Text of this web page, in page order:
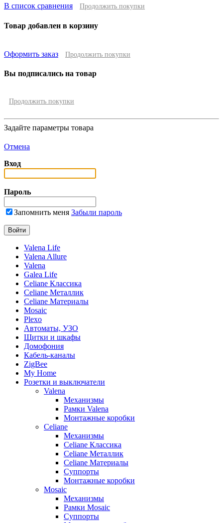
В список сравнения Продолжить покупки
Товар добавлен в корзину
Оформить заказ Продолжить покупки
Вы подписались на товар
Продолжить покупки
Задайте параметры товара
Отмена
Вход
Пароль
Запомнить меня Забыли пароль
Valena Life
Valena Allure
Valena
Galea Life
Celiane Классика
Celiane Металлик
Celiane Материалы
Mosaic
Plexo
Автоматы, УЗО
Щитки и шкафы
Домофония
Кабель-каналы
ZigBee
My Home
Розетки и выключатели
Valena
Механизмы
Рамки Valena
Монтажные коробки
Celiane
Механизмы
Celiane Классика
Celiane Металлик
Celiane Материалы
Суппорты
Монтажные коробки
Mosaic
Механизмы
Рамки Mosaic
Суппорты